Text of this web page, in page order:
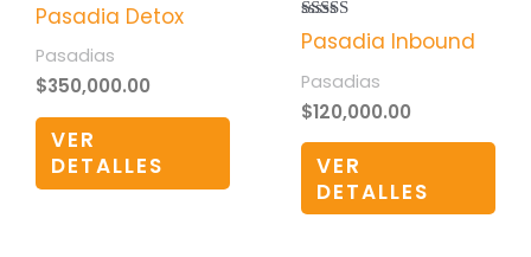
Pasadia Detox
Pasadias
$350,000.00
VER
DETALLES
Valorado en
5.00
Pasadia Inbound
Pasadias
$120,000.00
VER
DETALLES